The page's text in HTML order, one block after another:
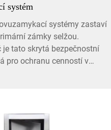
systém
systémy zastaví
zámky selžou.
je tato skrytá bezpečnostní
pro ochranu cenností v
typy, výhody a na co